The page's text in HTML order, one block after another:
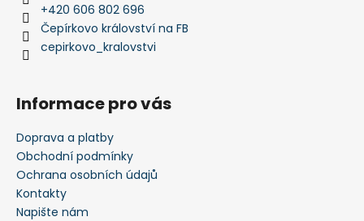
+420 606 802 696
Čepírkovo království na FB
cepirkovo_kralovstvi
Informace pro vás
Doprava a platby
Obchodní podmínky
Ochrana osobních údajů
Kontakty
Napište nám